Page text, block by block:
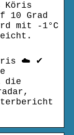
Köris
10 Grad
mit -1°C
☁️ ✔
die